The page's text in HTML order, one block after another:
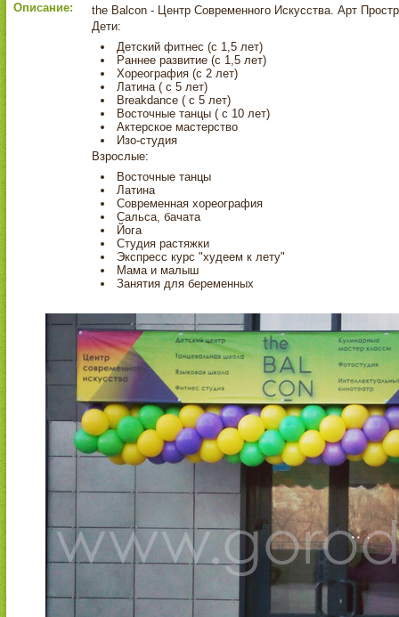
Описание:
the Balcon - Центр Современного Искусства. Арт
Дети:
Детский фитнес (с 1,5 лет)
Раннее развитие (с 1,5 лет)
Хореография (с 2 лет)
Латина ( с 5 лет)
Breakdance ( c 5 лет)
Восточные танцы ( с 10 лет)
Актерское мастерство
Изо-студия
Взрослые:
Восточные танцы
Латина
Современная хореография
Сальса, бачата
Йога
Студия растяжки
Экспресс курс "худеем к лету"
Мама и малыш
Занятия для беременных